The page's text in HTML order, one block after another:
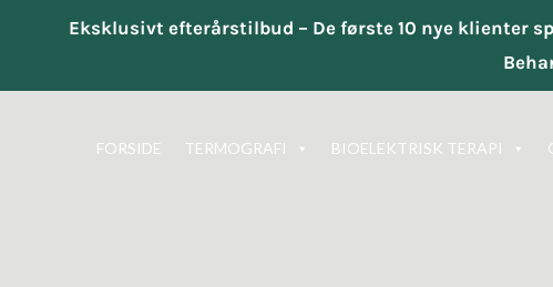
Eksklusivt efterårstilbud – De første 10 nye klienter
FORSIDE TERMOGRAFI BIOELEKTRISK TERAPI